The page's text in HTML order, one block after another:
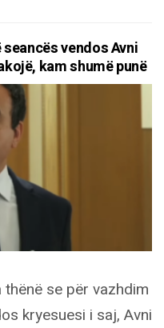
vendos Avni
kam shumë punë
thënë se për vazhdim
kryesuesi i saj, Avni